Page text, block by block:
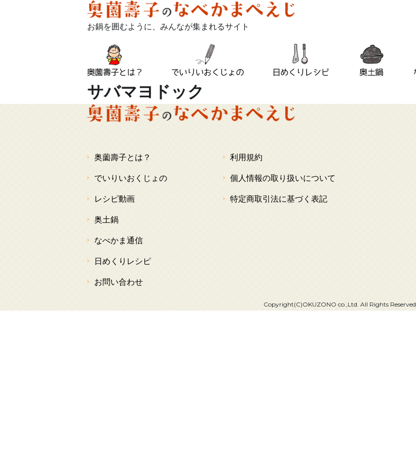
お鍋を囲むように、みんなが集まれるサイト
サバマヨドック
奥薗壽子とは？
でいりいおくじょの
レシピ動画
奥土鍋
なべかま通信
日めくりレシピ
お問い合わせ
利用規約
個人情報の取り扱いについて
特定商取引法に基づく表記
Copyright(C)OKUZONO co.,Ltd. All Rights Reserved.